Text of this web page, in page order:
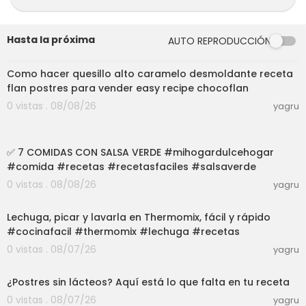
VICKYRECETAFACILInstagram: https://www.insta
twitter.com/VickRecetaFacil**NO TENGO GRUPO
S DE FACEBOOK****NO TENGO PÁGINAS PÚBLICAS
DE FACEBOOK**OMELETTE DE CHAMPIÑONES: http
s://youtu.be/EfybfRnAMNkAGUA DE CHICLE CREM
q4Dx0RCcbZ6XG6Zq1J-QYlmSueS52h&si=UnRk
MiriLItixy0i 🥘 GUISADOS: https://www.youtube.co
m/watch?v=FekANQwppIk&list=PLQsq4Dx0RCc
TAS DE NUTELLA CON 3 INGREDIENTES: https://yout
u.be/8KJZLyRYtvQPAN DE MAZAPAN SIN HORNO:
https://youtu.be/vtv4UrJPYdQ🍰 POSTRES, PANE
www.youtube.com/playlist?list=PLQsq4Dx0RCc
bOhBfzJNWK0KZ0YEckSlpaAGUACHILE DE SALCHI
Hasta la próxima AUTO REPRODUCCIÓN
02:25:32
Como hacer quesillo alto caramelo desmoldante receta
flan postres para vender easy recipe chocoflan
0 vistas . 08/08/26
yagru
✅️ 7 COMIDAS CON SALSA VERDE #mihogardulcehogar
#comida #recetas #recetasfaciles #salsaverde
0 vistas . 08/08/26
yagru
Lechuga, picar y lavarla en Thermomix, fácil y rápido
#cocinafacil #thermomix #lechuga #recetas
0 vistas . 08/07/26
yagru
¿Postres sin lácteos? Aquí está lo que falta en tu receta
0 vistas . 08/07/26
yagru